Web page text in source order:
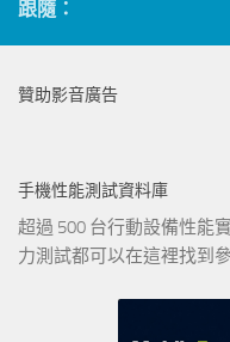
跟隨：
贊助影音廣告
手機性能測試資料庫
超過 500 台行動設備性能
力測試都可以在這裡找到